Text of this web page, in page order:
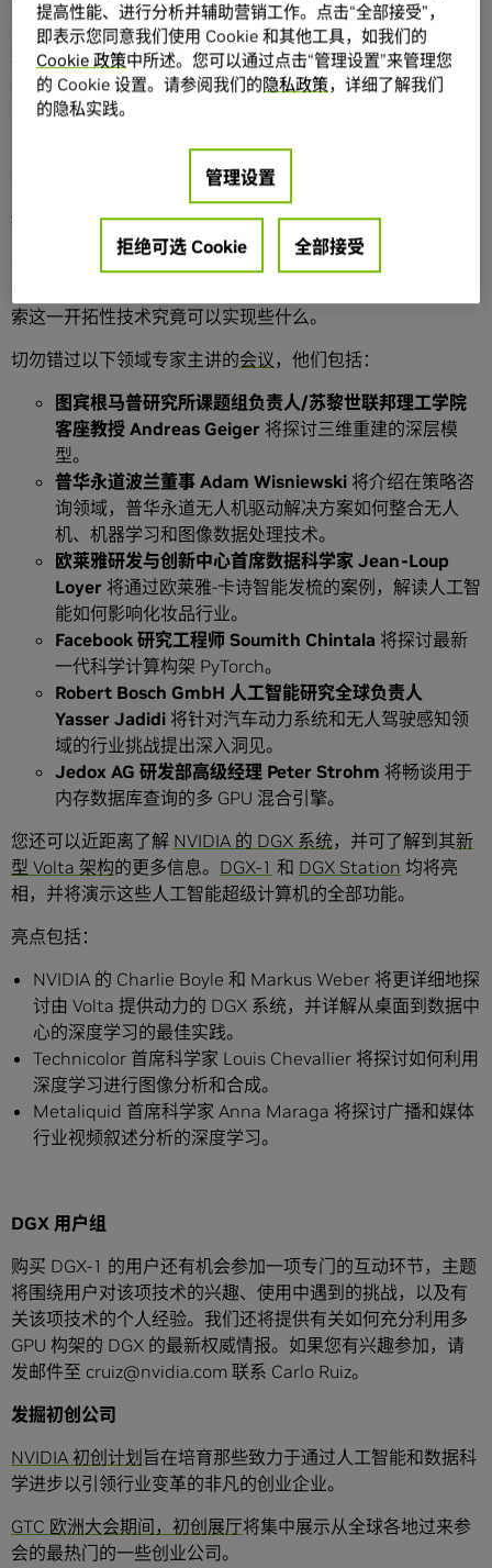
2017 年被世界各地媒体称为“人工智能年”，不是没有其道
理。各种人工智能应用，特别是深度学习，包括图像分类、
视频分析、语音识别和自然语言处理等均取得了开拓性进
步。
10 月 10 日至 12 日，让我们随GTC
探索人工智能如何对产业产生持续变革。
探究深度学习
振奋人心的技术进步。GTC 欧洲大会期间，与会者将一起探
索这一开拓性技术究竟可以实现些什么。
切勿错过以下领域专家主讲的会议，他们包括：
图宾根马普研究所课题组负责人/苏黎世联邦理工学院
客座教授 Andreas Geiger 将探讨三维重建的深层模
型。
普华永道波兰董事 Adam Wisniewski 将介绍在策略咨
询领域，普华永道无人机驱动解决方案如何整合无人
机、机器学习和图像数据处理技术。
欧莱雅研发与创新中心首席数据科学家 Jean-Loup
Loyer 将通过欧莱雅-卡诗智能发梳的案例，解读人工智
能如何影响化妆品行业。
Facebook 研究工程师 Soumith Chintala 将探讨最新
一代科学计算构架 PyTorch。
Robert Bosch GmbH 人工智能研究全球负责人
Yasser Jadidi 将针对汽车动力系统和无人驾驶感知领
域的行业挑战提出深入洞见。
Jedox AG 研发部高级经理 Peter Strohm 将畅谈用于
内存数据库查询的多 GPU 混合引擎。
您还可以近距离了解 NVIDIA 的 DGX 系统，并可了解到其新
型 Volta 架构的更多信息。 DGX-1 和 DGX Station 均将亮
相，并将演示这些人工智能超级计算机的全部功能。
亮点包括：
NVIDIA 的 Charlie Boyle 和 Markus Weber 将更详细地探
讨由 Volta 提供动力的 DGX 系统，并详解从桌面到数据中
心的深度学习的最佳实践。
Technicolor 首席科学家 Louis Chevallier 将探讨如何利用
深度学习进行图像分析和合成。
Metaliquid 首席科学家 Anna Maraga 将探讨广播和媒体
行业视频叙述分析的深度学习。
DGX 用户组
购买 DGX-1 的用户还有机会参加一项专门的互动环节，主题
将围绕用户对该项技术的兴趣、使用中遇到的挑战，以及有
关该项技术的个人经验。我们还将提供有关如何充分利用多
GPU 构架的 DGX 的最新权威情报。如果您有兴趣参加，请
发邮件至 cruiz@nvidia.com 联系 Carlo Ruiz。
发掘初创公司
NVIDIA 初创计划 旨在培育那些致力于通过人工智能和数据科
学进步以引领行业变革的非凡的创业企业。
GTC 欧洲大会期间，初创展厅将集中展示从全球各地过来参
会的最热门的一些创业公司。
提高性能、进行分析并辅助营销工作。点击“全部接受”，
即表示您同意我们使用 Cookie 和其他工具，如我们的
Cookie 政策中所述。您可以通过点击“管理设置”来管理您
的 Cookie 设置。请参阅我们的隐私政策，详细了解我们
的隐私实践。
管理设置
拒绝可选 Cookie 全部接受